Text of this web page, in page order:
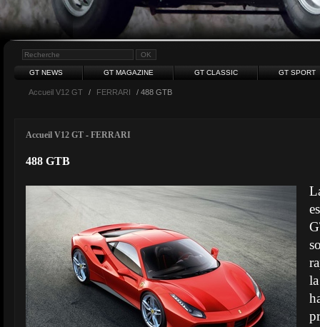
GT NEWS GT MAGAZINE GT CLASSIC GT SPORT
Accueil V12 GT / FERRARI / 488 GTB
Accueil V12 GT - FERRARI
488 GTB